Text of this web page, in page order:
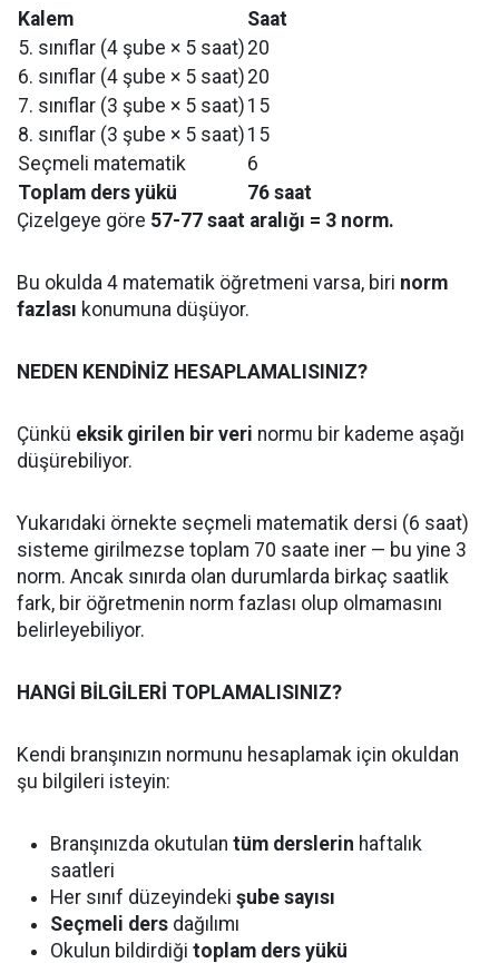
Kalem
Saat
5. sınıflar (4 şube × 5 saat) 20
6. sınıflar (4 şube × 5 saat) 20
7. sınıflar (3 şube × 5 saat) 15
8. sınıflar (3 şube × 5 saat) 15
Seçmeli matematik
6
Toplam ders yükü
76 saat
Çizelgeye göre 57-77 saat aralığı = 3 norm.
Bu okulda 4 matematik öğretmeni varsa, biri norm
fazlası konumuna düşüyor.
NEDEN KENDİNİZ HESAPLAMALISINIZ?
Çünkü eksik girilen bir veri normu bir kademe aşağı
düşürebiliyor.
Yukarıdaki örnekte seçmeli matematik dersi (6 saat)
sisteme girilmezse toplam 70 saate iner — bu yine 3
norm. Ancak sınırda olan durumlarda birkaç saatlik
fark, bir öğretmenin norm fazlası olup olmamasını
belirleyebiliyor.
HANGİ BİLGİLERİ TOPLAMALISINIZ?
Kendi branşınızın normunu hesaplamak için okuldan
şu bilgileri isteyin:
Branşınızda okutulan tüm derslerin haftalık
saatleri
Her sınıf düzeyindeki şube sayısı
Seçmeli ders dağılımı
Okulun bildirdiği toplam ders yükü